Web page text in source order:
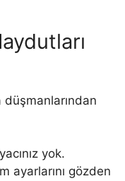
yok.
ayarlarını gözden